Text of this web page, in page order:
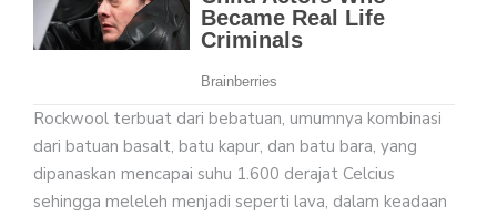
Rockwool terbuat dari bebatuan, umumnya kombinasi
dari batuan basalt, batu kapur, dan batu bara, yang
dipanaskan mencapai suhu 1.600 derajat Celcius
sehingga meleleh menjadi seperti lava, dalam keadaan